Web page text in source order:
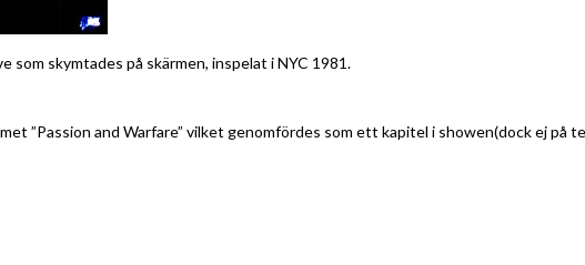
som skymtades på skärmen, inspelat i NYC 1981.
”Passion and Warfare” vilket genomfördes som ett kapitel i showen(dock ej på